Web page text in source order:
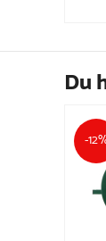
Du
-